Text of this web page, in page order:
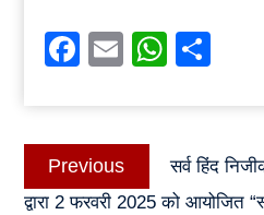
Facebook
Email
Post
navigation
Previous
Previous
post:
सर्व हिंद
द्वारा 2 फरवरी 2025 को आयोजित